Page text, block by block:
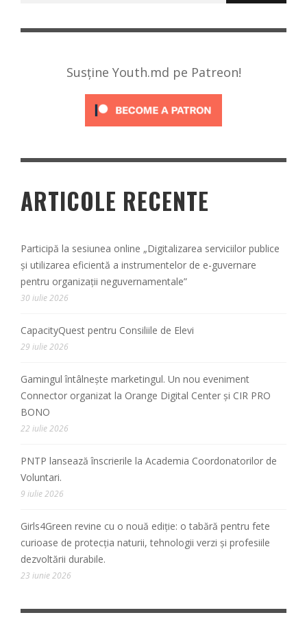
Susține Youth.md pe Patreon!
ARTICOLE RECENTE
Participă la sesiunea online „Digitalizarea serviciilor publice
și utilizarea eficientă a instrumentelor de e-guvernare
pentru organizații neguvernamentale”
30 iulie 2026
CapacityQuest pentru Consiliile de Elevi
29 iulie 2026
Gamingul întâlnește marketingul. Un nou eveniment
Connector organizat la Orange Digital Center și CIR PRO
BONO
22 iulie 2026
PNTP lansează înscrierile la Academia Coordonatorilor de
Voluntari.
9 iulie 2026
Girls4Green revine cu o nouă ediție: o tabără pentru fete
curioase de protecția naturii, tehnologii verzi și profesiile
dezvoltării durabile.
23 iunie 2026